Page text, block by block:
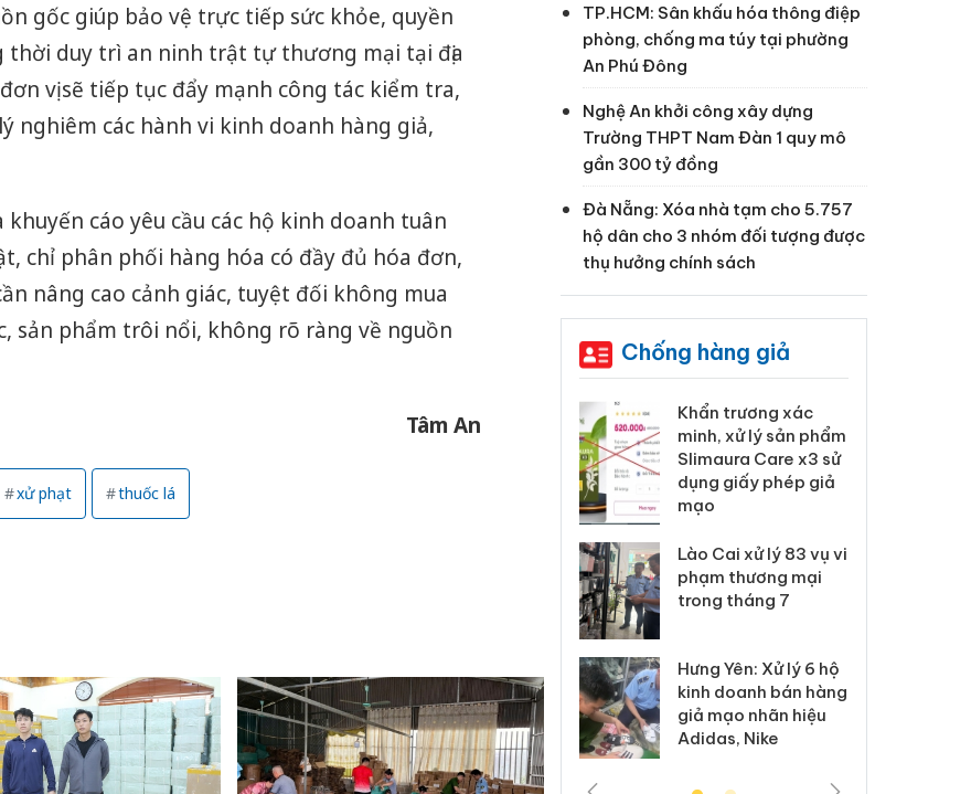
gốc giúp bảo vệ trực tiếp sức khỏe, quyền
thời duy trì an ninh trật tự thương mại tại địa
vị sẽ tiếp tục đẩy mạnh công tác kiểm tra,
nghiêm các hành vi kinh doanh hàng giả,
cáo yêu cầu các hộ kinh doanh tuân
chỉ phân phối hàng hóa có đầy đủ hóa đơn,
nâng cao cảnh giác, tuyệt đối không mua
sản phẩm trôi nổi, không rõ ràng về nguồn
Tâm An
xử phạt thuốc lá
TP.HCM: Sân khấu hóa thông điệp
phòng, chống ma túy tại phường
An Phú Đông
Nghệ An khởi công xây dựng
Trường THPT Nam Đàn 1 quy mô
gần 300 tỷ đồng
Đà Nẵng: Xóa nhà tạm cho 5.757
hộ dân cho 3 nhóm đối tượng được
thụ hưởng chính sách
Chống hàng giả
Cà Mau: Tiêu hủy
công khai hàng ngàn
Thanh Hóa: Tìm bị
hại trong vụ án buôn
bán bình sữa
Moyuum giả
Khẩn trương xác
minh, xử lý sản phẩm
Slimaura Care x3 sử
dụng giấy phép giả
mạo
Lào Cai xử lý 83 vụ vi
phạm thương mại
trong tháng 7
Hưng Yên: Xử lý 6 hộ
kinh doanh bán hàng
giả mạo nhãn hiệu
Adidas, Nike